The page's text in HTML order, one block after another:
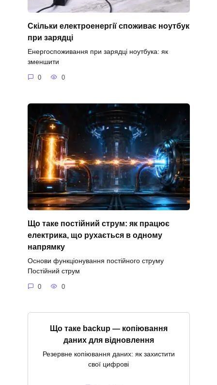
Скільки електроенергії споживає ноутбук
при зарядці
Енергоспоживання при зарядці ноутбука: як
зменшити
0 0
Що таке постійний струм: як працює
електрика, що рухається в одному
напрямку
Основи функціонування постійного струму
Постійний струм
0 0
Що таке backup — копіювання
даних для відновлення
Резервне копіювання даних: як захистити
свої цифрові